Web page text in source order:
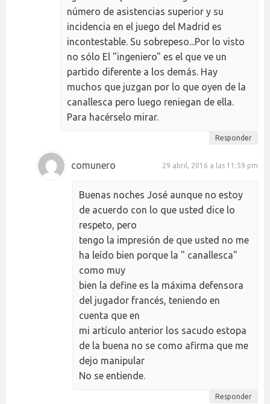
número de asistencias superior y su
incidencia en el juego del Madrid es
incontestable. Su sobrepeso...Por lo visto
no sólo El "ingeniero" es el que ve un
partido diferente a los demás. Hay
muchos que juzgan por lo que oyen de la
canallesca pero luego reniegan de ella.
Para hacérselo mirar.
Responder
comunero 29 abril, 2016 a las 11:59 pm
Buenas noches José aunque no estoy
de acuerdo con lo que usted dice lo
respeto, pero
tengo la impresión de que usted no me
ha leído bien porque la " canallesca"
como muy
bien la define es la máxima defensora
del jugador francés, teniendo en
cuenta que en
mi artículo anterior los sacudo estopa
de la buena no se como afirma que me
dejo manipular
No se entiende.
Responder